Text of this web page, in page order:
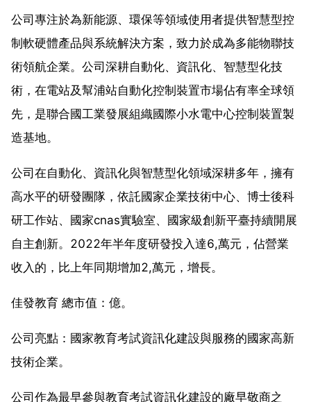
公司專注於為新能源、環保等領域使用者提供智慧型控
制軟硬體產品與系統解決方案，致力於成為多能物聯技
術領航企業。公司深耕自動化、資訊化、智慧型化技
術，在電站及幫浦站自動化控制裝置市場佔有率全球領
先，是聯合國工業發展組織國際小水電中心控制裝置製
造基地。
公司在自動化、資訊化與智慧型化領域深耕多年，擁有
高水平的研發團隊，依託國家企業技術中心、博士後科
研工作站、國家cnas實驗室、國家級創新平臺持續開展
自主創新。2022年半年度研發投入達6,萬元，佔營業
收入的，比上年同期增加2,萬元，增長。
佳發教育 總市值：億。
公司亮點：國家教育考試資訊化建設與服務的國家高新
技術企業。
公司作為最早參與教育考試資訊化建設的廠早敬商之